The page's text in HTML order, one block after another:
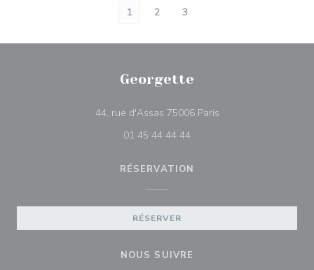
1 2 3
Georgette
44, rue d'Assas 75006 Paris((ouvre une nouvelle
01 45 44 44 44
RÉSERVATION
RÉSERVER
NOUS SUIVRE